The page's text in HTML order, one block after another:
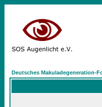
Deutsches Makuladegeneration-